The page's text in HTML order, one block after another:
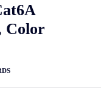
Color